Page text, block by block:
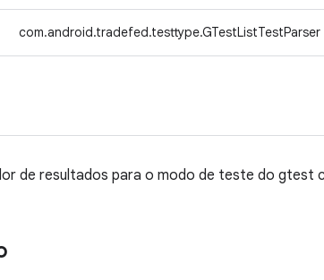
com.android.tradefed.testtype.GTestListTestParser
de resultados para o modo de teste do